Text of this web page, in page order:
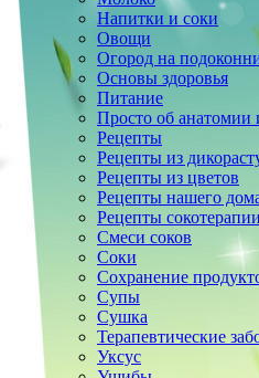
Напитки и соки
Овощи
Огород на
Основы здоровья
Питание
Просто об анатомии
Рецепты
Рецепты из
Рецепты из цветов
Рецепты нашего
Рецепты сокотерапии
Смеси соков
Соки
Сохранение
Супы
Сушка
Терапевтические
Уксус